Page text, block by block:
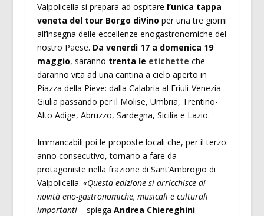
Valpolicella si prepara ad ospitare l’unica tappa
veneta del tour Borgo diVino per una tre giorni
all’insegna delle eccellenze enogastronomiche del
nostro Paese. Da venerdì 17 a domenica 19
maggio, saranno trenta le etichette che
daranno vita ad una cantina a cielo aperto in
Piazza della Pieve: dalla Calabria al Friuli-Venezia
Giulia passando per il Molise, Umbria, Trentino-
Alto Adige, Abruzzo, Sardegna, Sicilia e Lazio.
Immancabili poi le proposte locali che, per il terzo
anno consecutivo, tornano a fare da
protagoniste nella frazione di Sant’Ambrogio di
Valpolicella. «Questa edizione si arricchisce di
novità eno-gastronomiche, musicali e culturali
importanti – spiega Andrea Chiereghini